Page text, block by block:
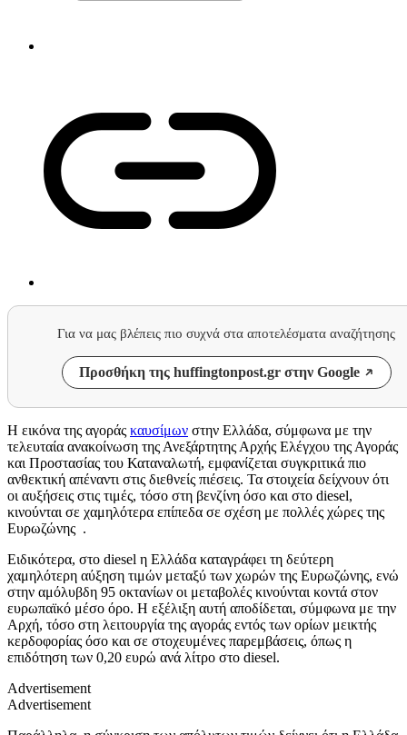
Για να μας βλέπεις πιο συχνά στα αποτελέσματα αναζήτησης
Προσθήκη της huffingtonpost.gr στην Google
Η εικόνα της αγοράς καυσίμων στην Ελλάδα, σύμφωνα με την
τελευταία ανακοίνωση της Ανεξάρτητης Αρχής Ελέγχου της Αγοράς
και Προστασίας του Καταναλωτή, εμφανίζεται συγκριτικά πιο
ανθεκτική απέναντι στις διεθνείς πιέσεις. Τα στοιχεία δείχνουν ότι
οι αυξήσεις στις τιμές, τόσο στη βενζίνη όσο και στο diesel,
κινούνται σε χαμηλότερα επίπεδα σε σχέση με πολλές χώρες της
Ευρωζώνης .
Ειδικότερα, στο diesel η Ελλάδα καταγράφει τη δεύτερη
χαμηλότερη αύξηση τιμών μεταξύ των χωρών της Ευρωζώνης, ενώ
στην αμόλυβδη 95 οκτανίων οι μεταβολές κινούνται κοντά στον
ευρωπαϊκό μέσο όρο. Η εξέλιξη αυτή αποδίδεται, σύμφωνα με την
Αρχή, τόσο στη λειτουργία της αγοράς εντός των ορίων μεικτής
κερδοφορίας όσο και σε στοχευμένες παρεμβάσεις, όπως η
επιδότηση των 0,20 ευρώ ανά λίτρο στο diesel.
Advertisement
Advertisement